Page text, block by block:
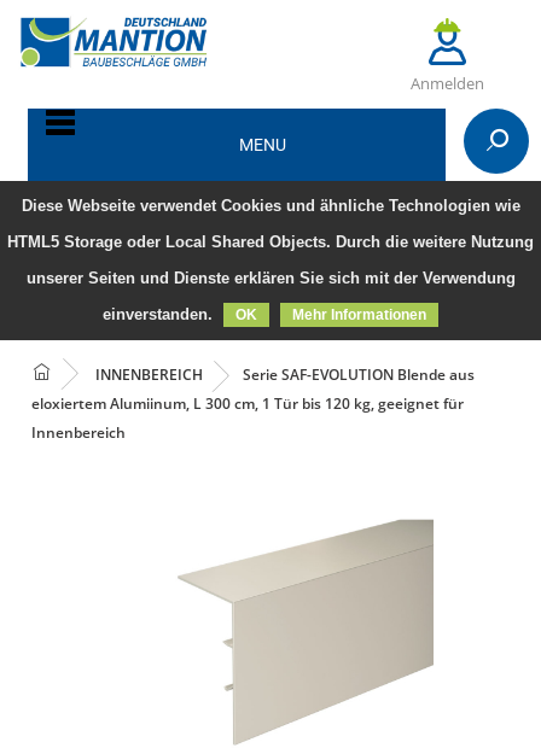
Diese Webseite verwendet Cookies und ähnliche Technologien wie
HTML5 Storage oder Local Shared Objects. Durch die weitere Nutzung
unserer Seiten und Dienste erklären Sie sich mit der Verwendung
einverstanden.
OK Mehr Informationen
Anmelden
MENU
INNENBEREICH
Serie SAF-EVOLUTION Blende aus
eloxiertem Alumiinum, L 300 cm, 1 Tür bis 120 kg, geeignet für
Innenbereich